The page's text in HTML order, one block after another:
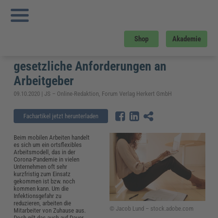
Shop Akademie
Sie sind hier:
Definition, Unterschied zu Homeoffice und gesetzliche Anforderungen an
Arbeitgeber
Mobiles Arbeiten: Definition,
Unterschied zu Homeoffice und
gesetzliche Anforderungen an
Arbeitgeber
09.10.2020 | JS – Online-Redaktion, Forum Verlag Herkert GmbH
Fachartikel jetzt herunterladen
© Jacob Lund – stock.adobe.com
Beim mobilen Arbeiten handelt
es sich um ein ortsflexibles
Arbeitsmodell, das in der
Corona-Pandemie in vielen
Unternehmen oft sehr
kurzfristig zum Einsatz
gekommen ist bzw. noch
kommen kann. Um die
Infektionsgefahr zu
reduzieren, arbeiten die
Mitarbeiter von Zuhause aus.